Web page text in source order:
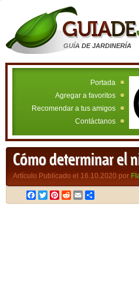
GUÍA DE JARDINERÍA
Portada
Agregar a favoritos
Recomendar a tus amigos
Contáctanos
Cómo determinar el
Artículo Publicado el 16.10.2020 por
Facebook
TwitterPinterest
RedditEmail